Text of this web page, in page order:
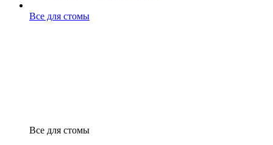
Все для стомы
Все для стомы